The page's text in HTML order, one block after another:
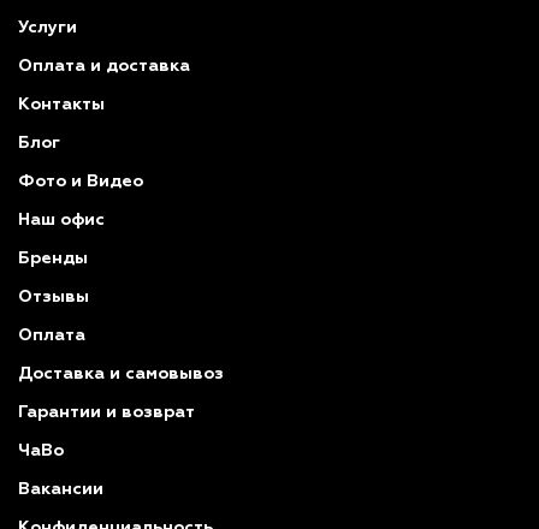
Услуги
Оплата и доставка
Контакты
Блог
Фото и Видео
Наш офис
Бренды
Отзывы
Оплата
Доставка и самовывоз
Гарантии и возврат
ЧаВо
Вакансии